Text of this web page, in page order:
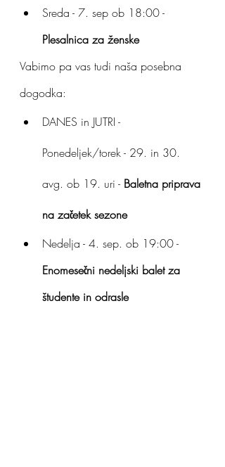
Sreda - 7. sep ob 18:00 -
Plesalnica za ženske
Vabimo pa vas tudi naša posebna
dogodka:
DANES in JUTRI -
Ponedeljek/torek - 29. in 30.
avg. ob 19. uri - Baletna priprava
na začetek sezone
Nedelja - 4. sep. ob 19:00 -
Enomesečni nedeljski balet za
študente in odrasle